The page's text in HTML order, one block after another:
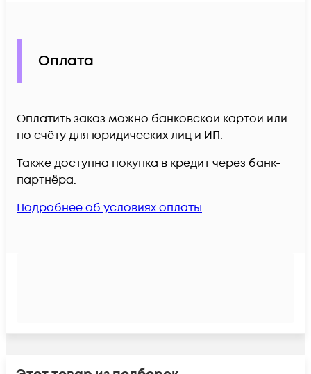
Оплата
Оплатить заказ можно банковской картой или
по счёту для юридических лиц и ИП.
Также доступна покупка в кредит через банк-
партнёра.
Подробнее об условиях оплаты